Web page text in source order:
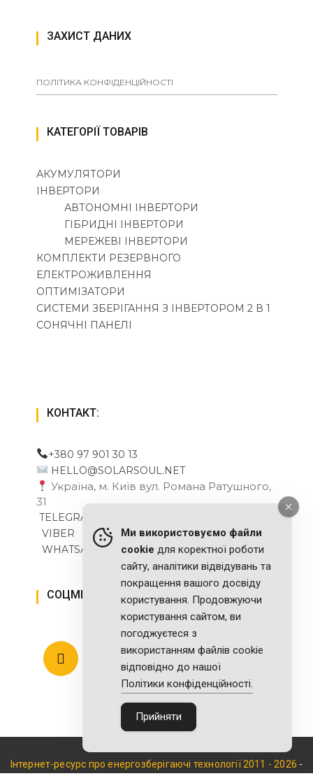
ЗАХИСТ ДАНИХ
ПОЛІТИКА КОНФІДЕНЦІЙНОСТІ
КАТЕГОРІЇ ТОВАРІВ
АКУМУЛЯТОРИ
ІНВЕРТОРИ
АВТОНОМНІ ІНВЕРТОРИ
ГІБРИДНІ ІНВЕРТОРИ
МЕРЕЖЕВІ ІНВЕРТОРИ
КОМПЛЕКТИ РЕЗЕРВНОГО
ЕЛЕКТРОЖИВЛЕННЯ
ОПТИМІЗАТОРИ
СИСТЕМИ ЗБЕРІГАННЯ З ІНВЕРТОРОМ 2 В 1
СОНЯЧНІ ПАНЕЛІ
КОНТАКТ:
+380 97 901 30 13
HELLO@SOLARSOUL.NET
Україна, м. Київ вул. Романа Ратушного,
31
TELEGRAM
VIBER
WHATSAPP
СОЦМЕРЕЖІ
Інтернет-ресурс про енергозберігаючі технології 2011 - 2026 -
Ми використовуємо файли
cookie для коректної роботи
сайту, аналітики відвідувань та
покращення вашого досвіду
користування. Продовжуючи
користування сайтом, ви
погоджуєтеся з
використанням файлів cookie
відповідно до нашої
Політики конфіденційності.
Прийняти
Залишились питання? Отримайте безкоштовну консультацію Зв'язатися